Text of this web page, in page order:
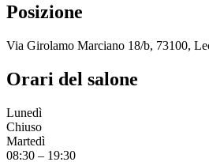
Posizione
Via Girolamo Marciano 18/b, 73100,
Orari del salone
Lunedì
Chiuso
Martedì
08:30 – 19:30